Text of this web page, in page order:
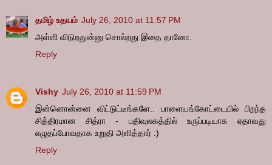
தமிழ் உதயம் July 26, 2010 at 11:57 PM
அள்ளி விடுறதுன்னு சொல்றது இதை தானோ.
Reply
Vishy July 26, 2010 at 11:59 PM
இன்னொன்னை விட்டுட்டீங்களே.. பாளையங்கோட்டையில் பிறந்த
சித்திரமான சித்ரா - பதிவுலகத்தில் உருப்படியாக ஏதாவது
எழுதப்போவதாக உறுதி அளித்தார் :)
Reply